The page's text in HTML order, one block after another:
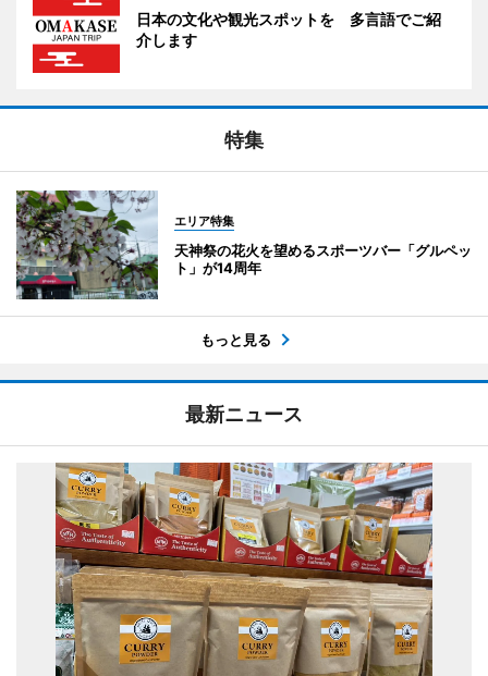
日本の文化や観光スポットを 多言語でご紹
介します
特集
エリア特集
天神祭の花火を望めるスポーツバー「グルペッ
ト」が14周年
もっと見る
最新ニュース